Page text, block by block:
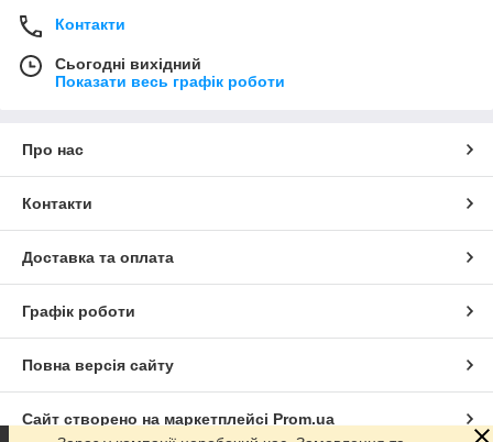
Контакти
Сьогодні вихідний
Показати весь графік роботи
Про нас
Контакти
Доставка та оплата
Графік роботи
Повна версія сайту
Сайт створено на маркетплейсі Prom.ua